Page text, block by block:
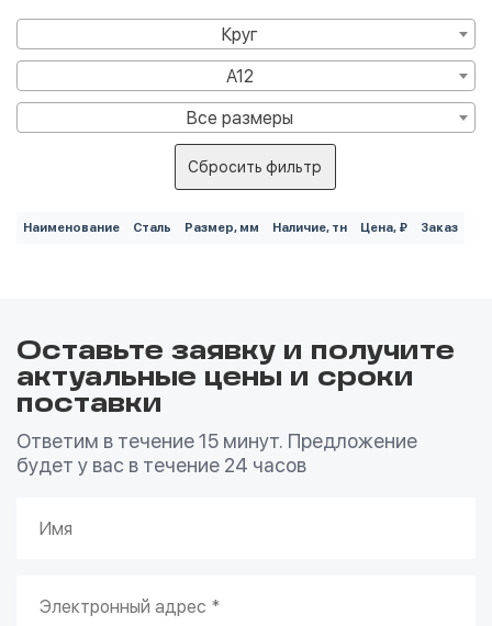
Круг
А12
Все размеры
Сбросить фильтр
Наименование Сталь Размер, мм Наличие, тн Цена, ₽ Заказ
Оставьте заявку и получите
актуальные цены и сроки
поставки
Ответим в течение 15 минут. Предложение
будет у вас в течение 24 часов